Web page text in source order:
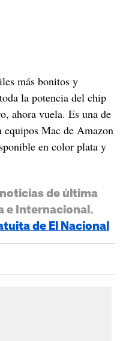
más bonitos y
la potencia del chip
ahora vuela. Es una de
equipos Mac de Amazon
en color plata y
de última
e Internacional.
de El Nacional